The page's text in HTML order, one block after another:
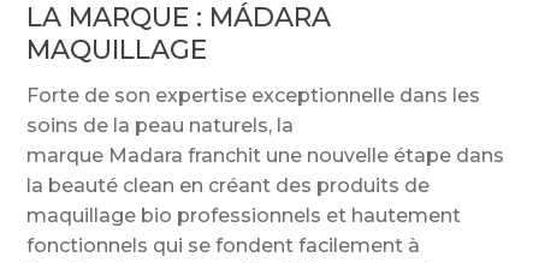
LA MARQUE : MÁDARA
MAQUILLAGE
Forte de son expertise exceptionnelle dans les
soins de la peau naturels, la
marque Madara franchit une nouvelle étape dans
la beauté clean en créant des produits de
maquillage bio professionnels et hautement
fonctionnels qui se fondent facilement à